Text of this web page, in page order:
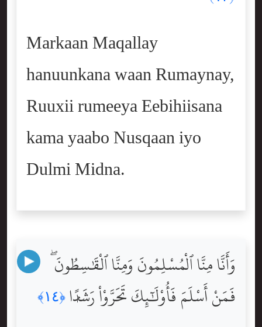
Markaan Maqallay
hanuunkana waan Rumaynay,
Ruuxii rumeeya Eebihiisana
kama yaabo Nusqaan iyo
Dulmi Midna.
وَأَنَّا مِنَّا ٱلْمُسْلِمُونَ وَمِنَّا ٱلْقَٰسِطُونَ ۖ
فَمَنْ أَسْلَمَ فَأُوْلَٰٓئِكَ تَحَرَّوْاْ رَشَدًۭا ﴿١٤﴾